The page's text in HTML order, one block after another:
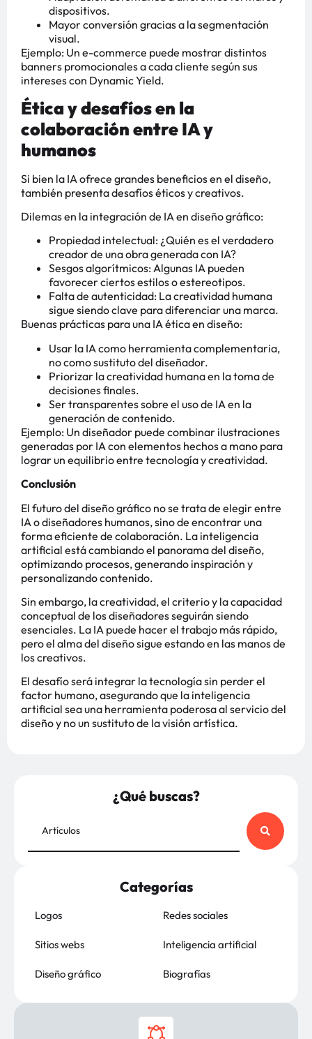
dispositivos.
Mayor conversión gracias a la segmentación
visual.
Ejemplo: Un e-commerce puede mostrar distintos
banners promocionales a cada cliente según sus
intereses con Dynamic Yield.
Ética y desafíos en la
colaboración entre IA y
humanos
Si bien la IA ofrece grandes beneficios en el diseño,
también presenta desafíos éticos y creativos.
Dilemas en la integración de IA en diseño gráfico:
Propiedad intelectual: ¿Quién es el verdadero
creador de una obra generada con IA?
Sesgos algorítmicos: Algunas IA pueden
favorecer ciertos estilos o estereotipos.
Falta de autenticidad: La creatividad humana
sigue siendo clave para diferenciar una marca.
Buenas prácticas para una IA ética en diseño:
Usar la IA como herramienta complementaria,
no como sustituto del diseñador.
Priorizar la creatividad humana en la toma de
decisiones finales.
Ser transparentes sobre el uso de IA en la
generación de contenido.
Ejemplo: Un diseñador puede combinar ilustraciones
generadas por IA con elementos hechos a mano para
lograr un equilibrio entre tecnología y creatividad.
Conclusión
El futuro del diseño gráfico no se trata de elegir entre
IA o diseñadores humanos, sino de encontrar una
forma eficiente de colaboración. La inteligencia
artificial está cambiando el panorama del diseño,
optimizando procesos, generando inspiración y
personalizando contenido.
Sin embargo, la creatividad, el criterio y la capacidad
conceptual de los diseñadores seguirán siendo
esenciales. La IA puede hacer el trabajo más rápido,
pero el alma del diseño sigue estando en las manos de
los creativos.
El desafío será integrar la tecnología sin perder el
factor humano, asegurando que la inteligencia
artificial sea una herramienta poderosa al servicio del
diseño y no un sustituto de la visión artística.
¿Qué buscas?
Categorías
Logos
Sitios webs
Diseño gráfico
Redes sociales
Inteligencia artificial
Biografías